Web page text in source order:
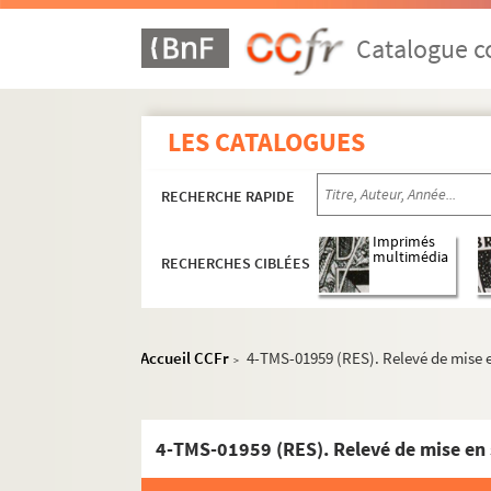
Catalogue
LES CATALOGUES
RECHERCHE RAPIDE
RECHERCHES CIBLÉES
Imprimés
multimédia
Accueil CCFr > 4-TMS-01959 (RES). Relevé de mise
4-TMS-01959 (RES). Relevé de mise en
Mimi. Entre 1850 et 1945
Robert de Flers, Gaston-Arman de Caillavet.
Carlo Goldoni. Mirandoline, hôtelière de
Molière. Le misanthrope : comédie en 5
Lubize, Eugène Labiche, Paul Siraudin. Le
August von Kotzebue. Misanthropie et
Charles Hugo, Paul Meurice. Les
Eduardo Scarpetta. Misère et noblesse :
Marcel Béliard. La mission de Frère
Alexandre Bisson. Une mission délicate :